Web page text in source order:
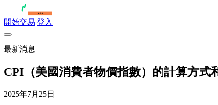
開始交易 登入
最新消息
CPI（美國消費者物價指數）的計算方式
2025年7月25日